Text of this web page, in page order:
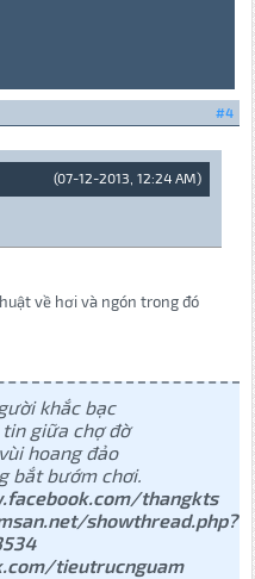
#4
(07-12-2013, 12:24 AM)
về hơi và ngón trong đó
khắc bạc
giữa chợ đờ
hoang đảo
bắt bướm chơi.
thangkts
showthread.php?
tieutrucnguam